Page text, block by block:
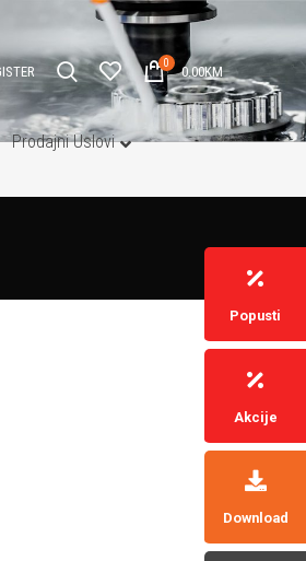
Popusti
Akcije
Download
0 0.00KM
Prodajni Uslovi